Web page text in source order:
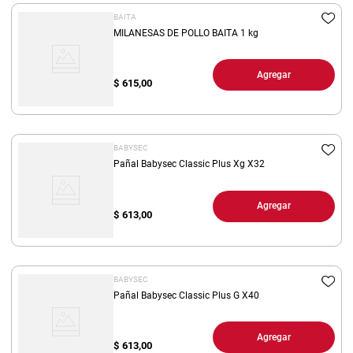
BAITA
MILANESAS DE POLLO BAITA 1 kg
$ 615,00
Agregar
BABYSEC
Pañal Babysec Classic Plus Xg X32
$ 613,00
Agregar
BABYSEC
Pañal Babysec Classic Plus G X40
$ 613,00
Agregar